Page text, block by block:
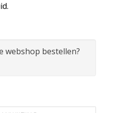
webshop bestellen?